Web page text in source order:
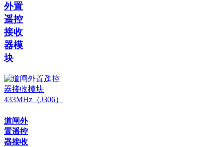
外置
遥控
接收
器模
块
道闸外
置遥控
器接收